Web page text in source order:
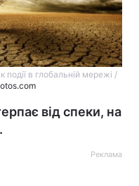
події в глобальній мережі /
від спеки, на
Реклама